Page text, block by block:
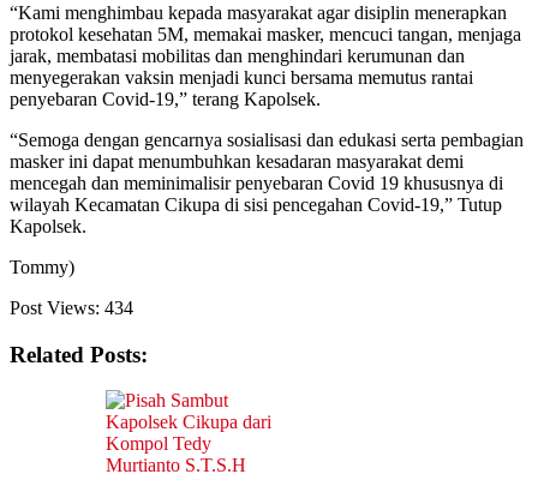
“Kami menghimbau kepada masyarakat agar disiplin menerapkan
protokol kesehatan 5M, memakai masker, mencuci tangan, menjaga
jarak, membatasi mobilitas dan menghindari kerumunan dan
menyegerakan vaksin menjadi kunci bersama memutus rantai
penyebaran Covid-19,” terang Kapolsek.
“Semoga dengan gencarnya sosialisasi dan edukasi serta pembagian
masker ini dapat menumbuhkan kesadaran masyarakat demi
mencegah dan meminimalisir penyebaran Covid 19 khususnya di
wilayah Kecamatan Cikupa di sisi pencegahan Covid-19,” Tutup
Kapolsek.
Tommy)
Post Views: 434
Related Posts: